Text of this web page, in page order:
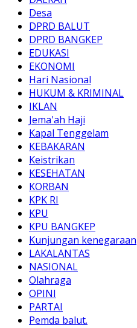
Desa
DPRD BALUT
DPRD BANGKEP
EDUKASI
EKONOMI
Hari Nasional
HUKUM & KRIMINAL
IKLAN
Jema'ah Haji
Kapal Tenggelam
KEBAKARAN
Keistrikan
KESEHATAN
KORBAN
KPK RI
KPU
KPU BANGKEP
Kunjungan kenegaraan
LAKALANTAS
NASIONAL
Olahraga
OPINI
PARTAI
Pemda balut.